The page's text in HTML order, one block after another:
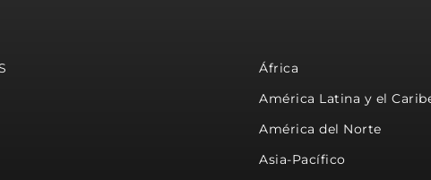
África
América Latina y el
América del Norte
Asia-Pacífico